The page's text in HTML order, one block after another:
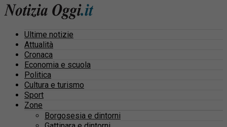
Ultime notizie
Attualità
Cronaca
Economia e scuola
Politica
Cultura e turismo
Sport
Zone
Borgosesia e dintorni